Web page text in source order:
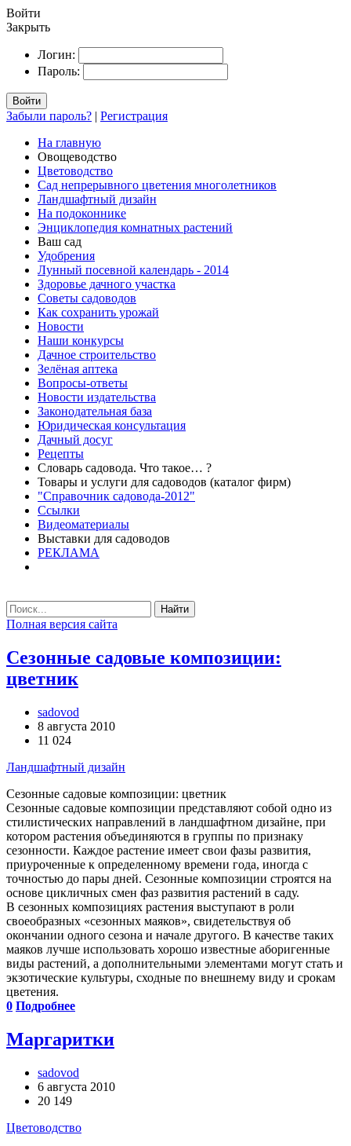
Войти
Закрыть
Логин:
Пароль:
Войти
Забыли пароль? | Регистрация
На главную
Овощеводство
Цветоводство
Сад непрерывного цветения многолетников
Ландшафтный дизайн
На подоконнике
Энциклопедия комнатных растений
Ваш сад
Удобрения
Лунный посевной календарь - 2014
Здоровье дачного участка
Советы садоводов
Как сохранить урожай
Новости
Наши конкурсы
Дачное строительство
Зелёная аптека
Вопросы-ответы
Новости издательства
Законодательная база
Юридическая консультация
Дачный досуг
Рецепты
Словарь садовода. Что такое… ?
Товары и услуги для садоводов (каталог фирм)
"Справочник садовода-2012"
Ссылки
Видеоматериалы
Выставки для садоводов
РЕКЛАМА
Найти
Полная версия сайта
Сезонные садовые композиции:
цветник
sadovod
8 августа 2010
11 024
Ландшафтный дизайн
Сезонные садовые композиции: цветник
Сезонные садовые композиции представляют собой одно из
стилистических направлений в ландшафтном дизайне, при
котором растения объединяются в группы по признаку
сезонности. Каждое растение имеет свои фазы развития,
приуроченные к определенному времени года, иногда с
точностью до пары дней. Сезонные композиции строятся на
основе цикличных смен фаз развития растений в саду.
В сезонных композициях растения выступают в роли
своеобразных «сезонных маяков», свидетельствуя об
окончании одного сезона и начале другого. В качестве таких
маяков лучше использовать хорошо известные аборигенные
виды растений, а дополнительными элементами могут стать и
экзотические культуры, сходные по внешнему виду и срокам
цветения.
0 Подробнее
Маргаритки
sadovod
6 августа 2010
20 149
Цветоводство